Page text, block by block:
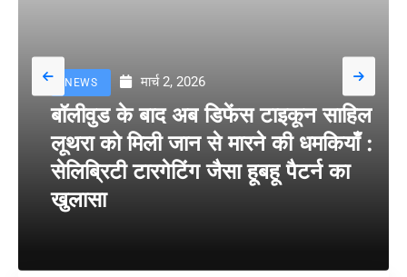
NEWS मार्च 2, 2026
बॉलीवुड के बाद अब डिफेंस टाइकून साहिल
लूथरा को मिली जान से मारने की धमकियाँ :
सेलिब्रिटी टारगेटिंग जैसा हूबहू पैटर्न का
खुलासा